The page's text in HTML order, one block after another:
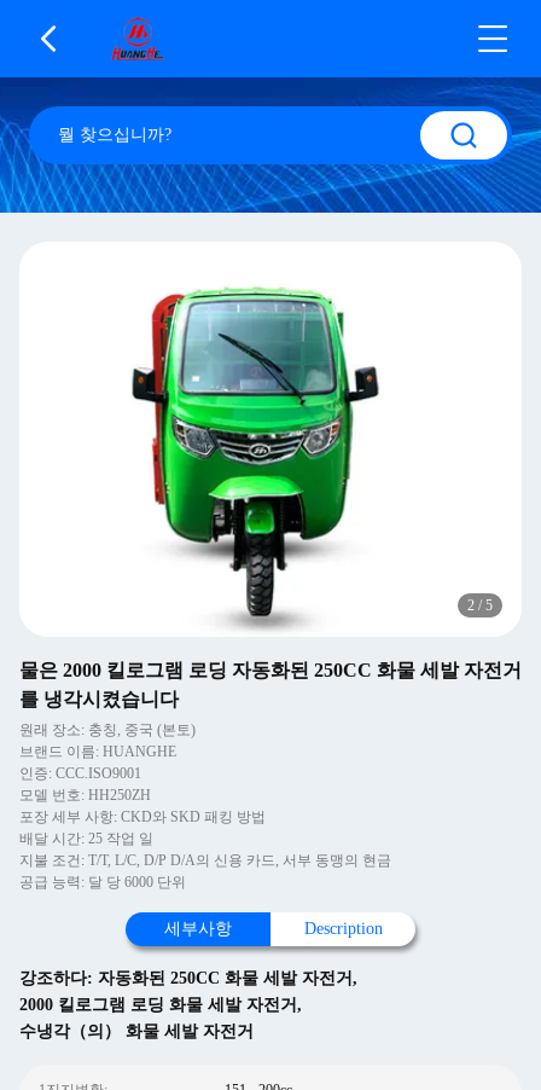
2 / 5
물은 2000 킬로그램 로딩 자동화된 250CC 화물 세발 자전거
를 냉각시켰습니다
원래 장소: 충칭, 중국 (본토)
브랜드 이름: HUANGHE
인증: CCC.ISO9001
모델 번호: HH250ZH
포장 세부 사항: CKD와 SKD 패킹 방법
배달 시간: 25 작업 일
지불 조건: T/T, L/C, D/P D/A의 신용 카드, 서부 동맹의 현금
공급 능력: 달 당 6000 단위
세부사항 Description
강조하다: 자동화된 250CC 화물 세발 자전거 ,
2000 킬로그램 로딩 화물 세발 자전거 ,
수냉각（의） 화물 세발 자전거